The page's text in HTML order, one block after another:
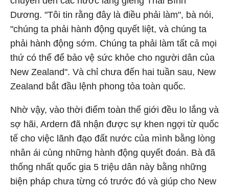
Dương. "Tôi tin rằng đây là điều phải làm", bà nói,
"chúng ta phải hành động quyết liệt, và chúng ta
phải hành động sớm. Chúng ta phải làm tất cả mọi
thứ có thể để bảo vệ sức khỏe cho người dân của
New Zealand". Và chỉ chưa đến hai tuần sau, New
Zealand bắt đầu lệnh phong tỏa toàn quốc.
Nhờ vậy, vào thời điểm toàn thế giới đều lo lắng và
sợ hãi, Ardern đã nhận được sự khen ngợi từ quốc
tế cho việc lãnh đạo đất nước của mình bằng lòng
nhân ái cùng những hành động quyết đoán. Bà đã
thống nhất quốc gia 5 triệu dân này bằng những
biện pháp chưa từng có trước đó và giúp cho New